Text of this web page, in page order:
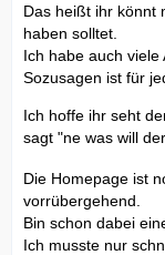
Das heißt ihr könnt
haben solltet.
Ich habe auch viele
Sozusagen ist für
Ich hoffe ihr seht
sagt "ne was will
Die Homepage ist
vorrübergehend.
Bin schon dabei
Ich musste nur